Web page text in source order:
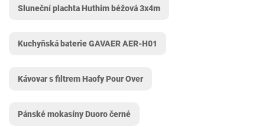
Sluneční plachta Huthim ‎béžová 3x4m
Kuchyňská baterie GAVAER ‎AER-H01
Kávovar s filtrem Haofy Pour Over
Pánské mokasíny Duoro černé